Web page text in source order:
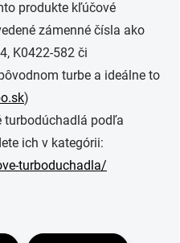
produkte kľúčové
zámenné čísla ako
K0422-582 či
turbe a ideálne to
)
turbodúchadlá podľa
ich v kategórii:
turboduchadla/